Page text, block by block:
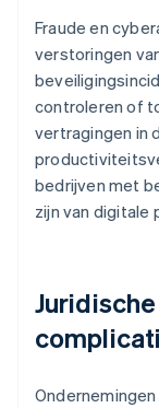
Fraude en
verstoringen
controleren of
vertragingen in
bedrijven met
zijn van digitale